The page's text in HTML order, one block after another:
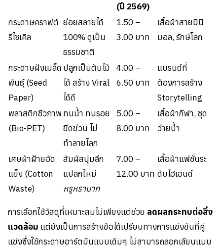
(ปี 2569)
กระดาษคราฟต์
รีไซเคิล
ย่อยสลายได้
100% ดูเป็น
ธรรมชาติ
1.50 –
3.00 บาท
เสื้อผ้าสายมินิ
มอล, รักษ์โลก
กระดาษฝังเมล็ด
พันธุ์ (Seed
Paper)
ปลูกเป็นต้นไม้
ได้ สร้าง Viral
ได้ดี
4.00 –
6.50 บาท
แบรนด์ที่
ต้องการสร้าง
Storytelling
พลาสติกชีวภาพ
(Bio-PET)
ทนน้ำ ทนรอย
ขีดข่วน ไม่
ทำลายโลก
5.00 –
8.00 บาท
เสื้อผ้ากีฬา, ชุด
ว่ายน้ำ
เศษผ้าฝ้ายอัด
แข็ง (Cotton
Waste)
สัมผัสนุ่มลึก
แปลกใหม่
หรูหรามาก
7.00 –
12.00 บาท
เสื้อผ้าแฟชั่นระ
ดับไฮเอนด์
การเลือกใช้วัสดุที่เหมาะสมไม่เพียงแต่ช่วย ลดผลกระทบต่อสิ่ง
แวดล้อม แต่ยังเป็นการสร้างข้อได้เปรียบทางการแข่งขันที่คู่
แข่งซึ่งใช้กระดาษอาร์ตมันแบบเดิมๆ ไม่สามารถลอกเลียนแบบ